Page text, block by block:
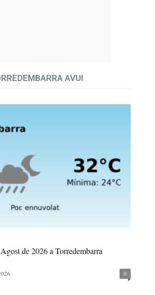
AVUI
de 2026 a Torredembarra
0